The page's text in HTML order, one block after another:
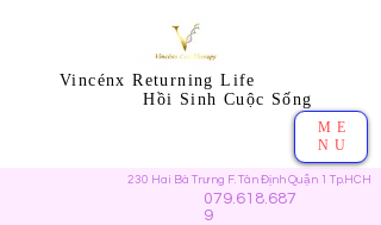
ME
NU
230 Hai Bà Trưng F. Tân Định Quận 1 Tp.HCH
079.618.687
9
Vincénx Returning Life
​ Hồi Sinh Cuộc Sống